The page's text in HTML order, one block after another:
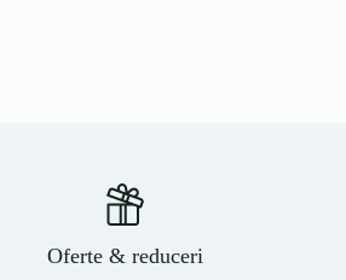
Oferte & reduceri